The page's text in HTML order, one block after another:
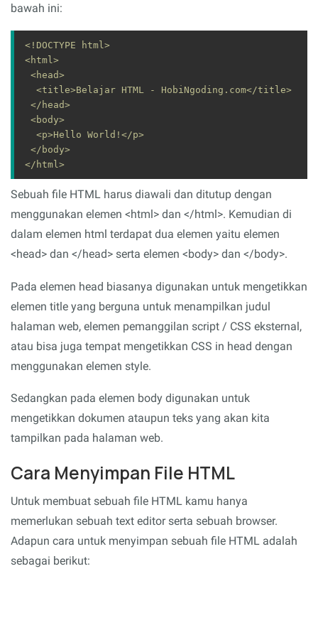
bawah ini:
<!DOCTYPE html>
</body>
Sebuah file HTML harus diawali dan ditutup dengan
menggunakan elemen <html> dan </html>. Kemudian di
dalam elemen html terdapat dua elemen yaitu elemen
<head> dan </head> serta elemen <body> dan </body>.
Pada elemen head biasanya digunakan untuk mengetikkan
elemen title yang berguna untuk menampilkan judul
halaman web, elemen pemanggilan script / CSS eksternal,
atau bisa juga tempat mengetikkan CSS in head dengan
menggunakan elemen style.
Sedangkan pada elemen body digunakan untuk
mengetikkan dokumen ataupun teks yang akan kita
tampilkan pada halaman web.
Cara Menyimpan File HTML
Untuk membuat sebuah file HTML kamu hanya
memerlukan sebuah text editor serta sebuah browser.
Adapun cara untuk menyimpan sebuah file HTML adalah
sebagai berikut: